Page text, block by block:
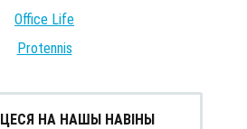
Office Life
Protennis
НА НАШЫ НАВІНЫ